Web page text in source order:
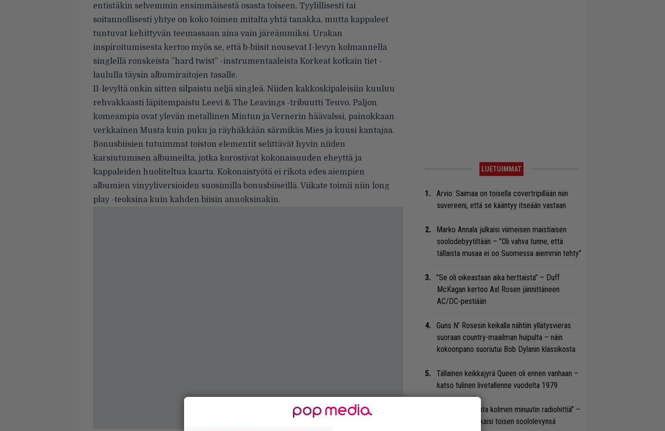
entistäkin selvemmin ensimmäisestä osasta toiseen. Tyylillisesti tai
soitannollisesti yhtye on koko toimen mitalta yhtä tanakka, mutta kappaleet
tuntuvat kehittyvän teemassaan aina vain järeämmiksi. Urakan
inspiroitumisesta kertoo myös se, että b-biisit nousevat I-levyn kolmannella
singlellä ronskeista ”hard twist” -instrumentaaleista Korkeat kotkain tiet -
laululla täysin albumiraitojen tasalle.
II-levyltä onkin sitten silpaistu neljä singleä. Niiden kakkoskipaleisiin kuuluu
rehvakkaasti läpitempaistu Leevi & The Leavings -tribuutti Teuvo. Paljon
komeampia ovat ylevän metallinen Mintun ja Vernerin häävalssi, painokkaan
verkkainen Musta kuin puku ja räyhäkkään särmikäs Mies ja kuusi kantajaa.
Bonusbiisien tutuimmat toiston elementit selittävät hyvin niiden
karsiutumisen albumeilta, jotka korostivat kokonaisuuden eheyttä ja
kappaleiden huoliteltua kaarta. Kokonaistyötä ei rikota edes aiempien
albumien vinyyliversioiden suosimilla bonusbiiseillä. Viikate toimii niin long
play -teoksina kuin kahden biisin annoksinakin.
LUETUIMMAT
Arvio: Saimaa on toisella covertripillään niin
suvereeni, että se kääntyy itseään vastaan
Marko Annala julkaisi viimeisen maistiaisen
soolodebyytiltään – ”Oli vahva tunne, että
tällaista musaa ei oo Suomessa aiemmin tehty”
”Se oli oikeastaan aika herttaista” – Duff
McKagan kertoo Axl Rosen jännittäneen
AC/DC-pestiään
Guns N’ Rosesin keikalla nähtiin yllätysvieras
suoraan country-maailman huipulta – näin
kokoonpano suoriutui Bob Dylanin klassikosta
Tällainen keikkajyrä Queen oli ennen vanhaan –
katso tulinen livetallenne vuodelta 1979
”Tässä ei jahdata kolmen minuutin radiohittiä” –
A.W. Yrjänä julkaisi toisen soololevynsä